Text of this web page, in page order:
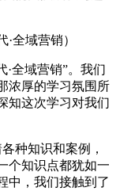
·全域营销”。我们
浓厚的学习氛围所
知这次学习对我们
种知识和案例，
个知识点都犹如一
中，我们接触到了